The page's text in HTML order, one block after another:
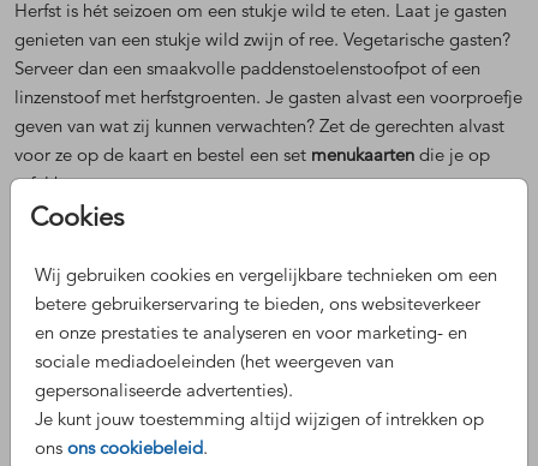
Cookies
Wij gebruiken cookies en vergelijkbare technieken om een
betere gebruikerservaring te bieden, ons websiteverkeer
en onze prestaties te analyseren en voor marketing- en
sociale mediadoeleinden (het weergeven van
gepersonaliseerde advertenties).
Je kunt jouw toestemming altijd wijzigen of intrekken op
ons ons cookiebeleid.
Herfst is hét seizoen om een stukje wild te eten. Laat je gasten
genieten van een stukje wild zwijn of ree. Vegetarische gasten?
Serveer dan een smaakvolle paddenstoelenstoofpot of een
linzenstoof met herfstgroenten. Je gasten alvast een voorproefje
geven van wat zij kunnen verwachten? Zet de gerechten alvast
voor ze op de kaart en bestel een set menukaarten die je op
tafel kunt presenteren.
Dresscode: herfst chique!
De herfst nog meer centraal laten staan deze dag? Neem je
gasten mee in dit thema en geef ze een herfst dresscode mee.
Super chique en stijlvol! Denk hierbij aan aardetinten als
terracotta, beige, donkerrood, okergeel of bruin. Tip: voeg een
extradresscode kaartjetoe aan je trouwkaart zodat je op de
trouwkaart genoeg ruimte over houdt voor de rest van het
programma.